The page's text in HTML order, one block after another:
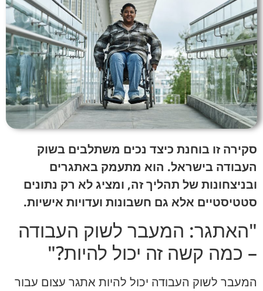
סקירה זו בוחנת כיצד נכים משתלבים בשוק
העבודה בישראל. הוא מתעמק באתגרים
ובניצחונות של תהליך זה, ומציג לא רק נתונים
סטטיסטיים אלא גם חשבונות ועדויות אישיות.
"האתגר: המעבר לשוק העבודה
– כמה קשה זה יכול להיות?"
המעבר לשוק העבודה יכול להיות אתגר עצום עבור
הוסף קו תחתון לקישורים
font_download סמן קישורים
לאפס
את
כל
האפשרויות
cached